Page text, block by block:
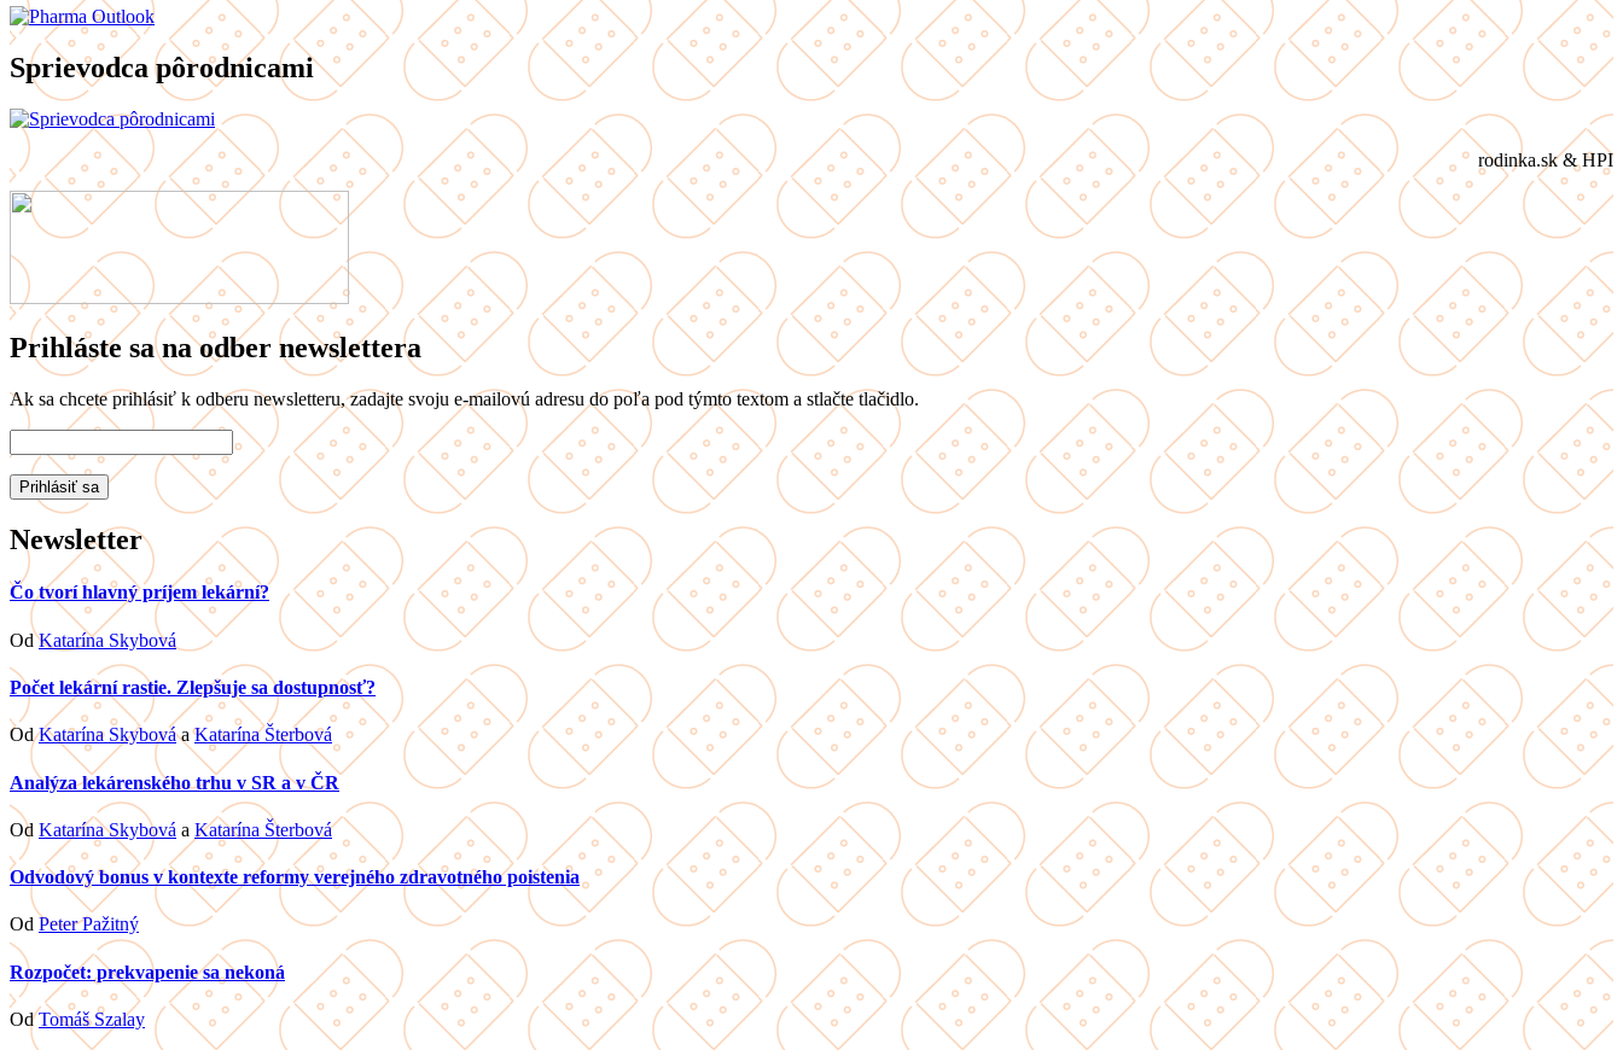
Sprievodca pôrodnicami
rodinka.sk & HPI
Prihláste sa na odber newslettera
Ak sa chcete prihlásiť k odberu newsletteru, zadajte svoju e-mailovú adresu do poľa pod týmto textom a stlačte tlačidlo.
Newsletter
Čo tvorí hlavný príjem lekární?
OdKatarína Skybová
Počet lekární rastie. Zlepšuje sa dostupnosť?
OdKatarína SkybováaKatarína Šterbová
Analýza lekárenského trhu v SR a v ČR
Od Katarína Skybová a Katarína Šterbová
Odvodový bonus v kontexte reformy verejného zdravotného poistenia
Od Peter Pažitný
Rozpočet: prekvapenie sa nekoná
OdTomáš Szalay